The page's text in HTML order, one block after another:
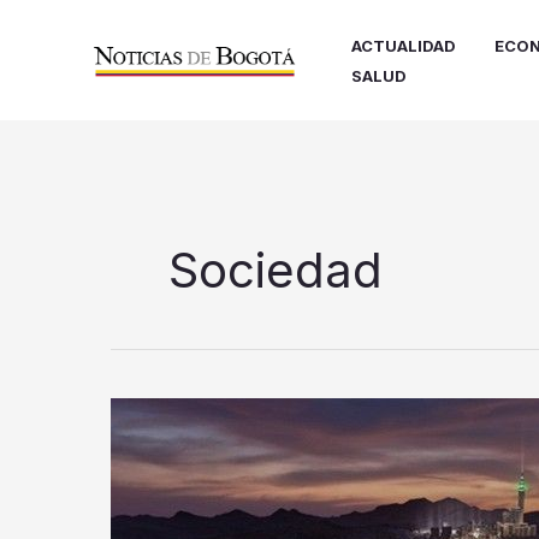
ACTUALIDAD
SALUD
Sociedad
Masar
Destination
obtiene